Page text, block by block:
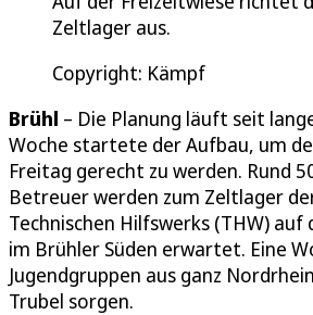
Zeltlager aus.
Copyright: Kämpf
Brühl – Die Planung läuft seit
Woche startete der Aufbau, um
Freitag gerecht zu werden. Rund
Betreuer werden zum Zeltlager
Technischen Hilfswerks (THW) auf
im Brühler Süden erwartet. Eine
Jugendgruppen aus ganz
Trubel sorgen.